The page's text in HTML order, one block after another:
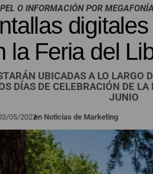
O INFORMACIÓN POR MEGAFONÍA
la Feria del
UBICADAS A LO LARGO
DÍAS DE CELEBRACIÓN DE
JUNIO
05/2022en Noticias de Marketing